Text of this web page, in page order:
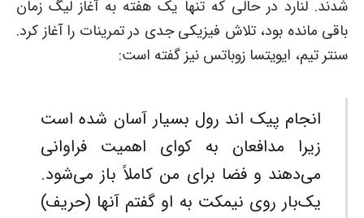
شدند. لنارد در حالی که تنها یک هفته به آغاز لیگ زمان
باقی مانده بود، تلاش فیزیکی جدی در تمرینات را آغاز کرد.
سنتر تیم، ایویتسا زوباتس نیز گفته است:
انجام پیک اند رول بسیار آسان شده است
زیرا مدافعان به کوای اهمیت فراوانی
می‌دهند و فضا برای من کاملاً باز می‌شود.
یک‌بار روی نیمکت به او گفتم آنها (حریف)